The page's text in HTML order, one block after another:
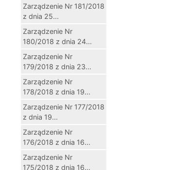
Zarządzenie Nr 181/2018
z dnia 25...
Zarządzenie Nr
180/2018 z dnia 24...
Zarządzenie Nr
179/2018 z dnia 23...
Zarządzenie Nr
178/2018 z dnia 19...
Zarządzenie Nr 177/2018
z dnia 19...
Zarządzenie Nr
176/2018 z dnia 16...
Zarządzenie Nr
175/2018 z dnia 16...